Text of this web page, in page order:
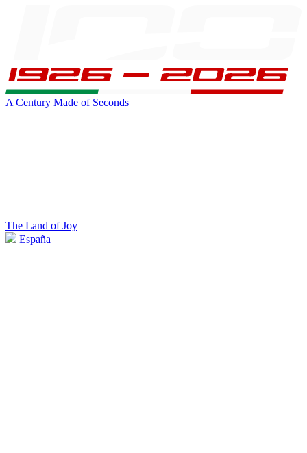
A Century Made of Seconds
The Land of Joy
España